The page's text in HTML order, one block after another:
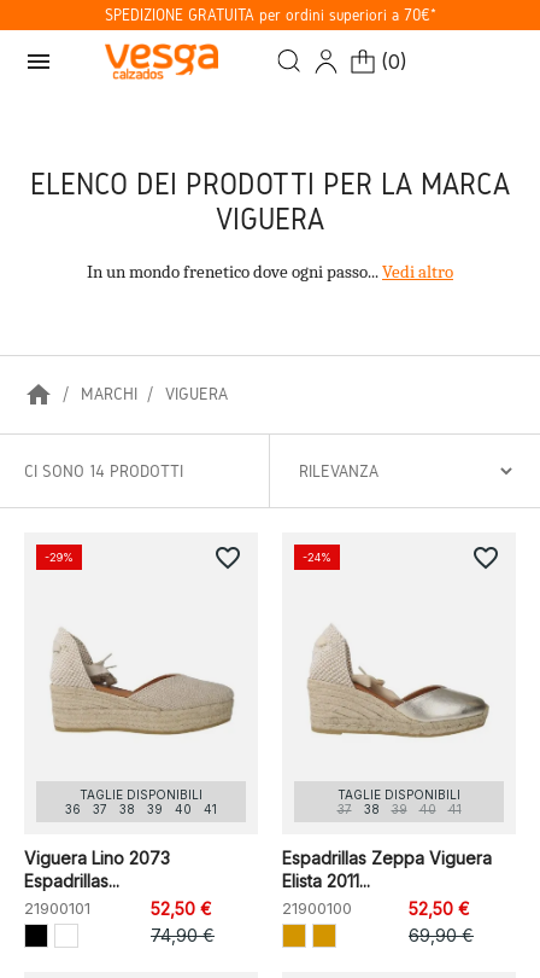
SPEDIZIONE GRATUITA per ordini superiori a 70€*
menu (0)
ELENCO DEI PRODOTTI PER LA MARCA
VIGUERA
In un mondo frenetico dove ogni passo...Vedi altro
home MARCHI VIGUERA
CI SONO 14 PRODOTTI
TAGLIE DISPONIBILI
36
37 38 39 40 41
Viguera Lino 2073
Espadrillas...
21900101
52,50 €
74,90 €
-29% favorite_border
TAGLIE DISPONIBILI
37
38 39 40 41
Espadrillas Zeppa Viguera
Elista 2011...
21900100
52,50 €
69,90 €
-24% favorite_border